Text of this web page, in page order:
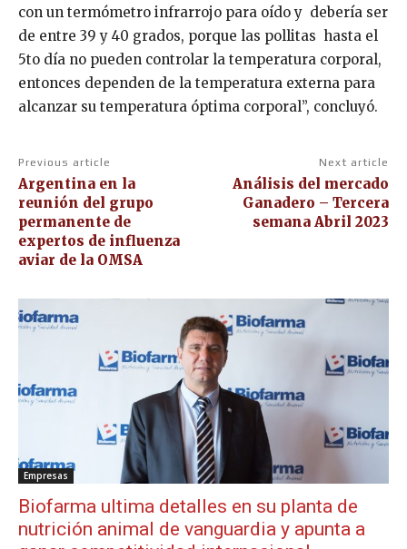
con un termómetro infrarrojo para oído y debería ser
de entre 39 y 40 grados, porque las pollitas hasta el
5to día no pueden controlar la temperatura corporal,
entonces dependen de la temperatura externa para
alcanzar su temperatura óptima corporal”, concluyó.
Previous article
Argentina en la
reunión del grupo
permanente de
expertos de influenza
aviar de la OMSA
Next article
Análisis del mercado
Ganadero – Tercera
semana Abril 2023
Empresas
Biofarma ultima detalles en su planta de
nutrición animal de vanguardia y apunta a